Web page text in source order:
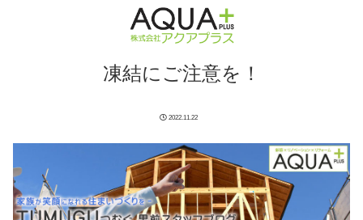
凍結にご注意を！
2022.11.22